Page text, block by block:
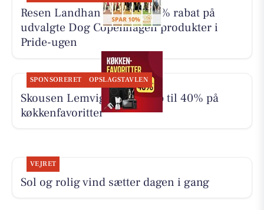
Resen Landhandel giver 10% rabat på
udvalgte Dog Copenhagen produkter i
Pride-ugen
SPONSORERET OPSLAGSTAVLEN
Skousen Lemvig tilbyder op til 40% på
køkkenfavoritter
VEJRET
Sol og rolig vind sætter dagen i gang